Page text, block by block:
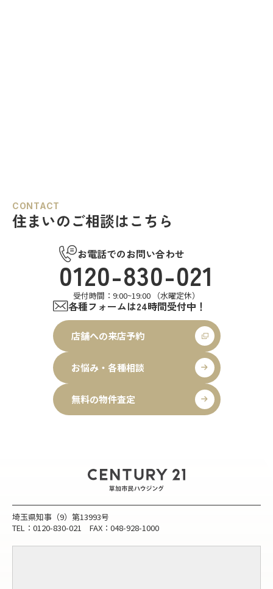
CONTACT
住まいのご相談はこちら
お電話でのお問い合わせ
0120-830-021
受付時間：9:00~19:00 （水曜定休）
各種フォームは24時間受付中！
店舗への来店予約
お悩み・各種相談
無料の物件査定
埼玉県知事（9）第13993号
TEL：0120-830-021 FAX：048-928-1000